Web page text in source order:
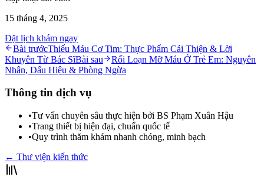
15 tháng 4, 2025
Đặt lịch khám ngay
Bài trướcThiếu Máu Cơ Tim: Thực Phẩm Cải Thiện & Lời
Khuyên Từ Bác SĩBài sau
Rối Loạn Mỡ Máu Ở Trẻ Em: Nguyên
Nhân, Dấu Hiệu & Phòng Ngừa
Thông tin dịch vụ
•Tư vấn chuyên sâu thực hiện bởi BS Phạm Xuân Hậu
•Trang thiết bị hiện đại, chuẩn quốc tế
•Quy trình thăm khám nhanh chóng, minh bạch
← Thư viện kiến thức